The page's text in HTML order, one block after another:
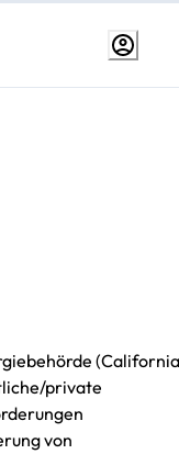
(California
private
von